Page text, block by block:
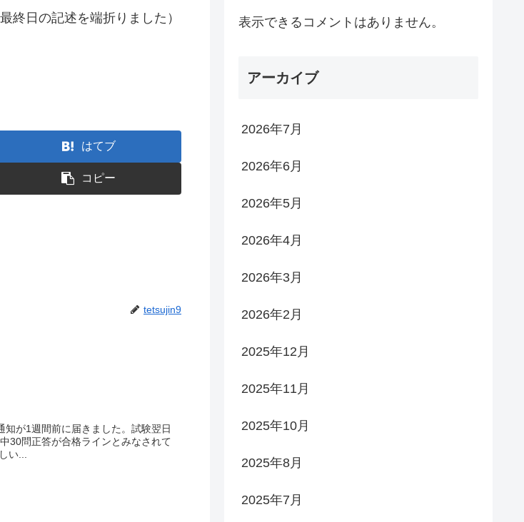
終日の記述を端折りました）
はてブ
コピー
tetsujin9
が1週間前に届きました。試験翌日
30問正答が合格ラインとみなされて
い...
表示できるコメントはありません。
アーカイブ
2026年7月
2026年6月
2026年5月
2026年4月
2026年3月
2026年2月
2025年12月
2025年11月
2025年10月
2025年8月
2025年7月